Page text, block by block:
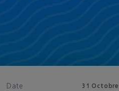
Date 31 Octobre